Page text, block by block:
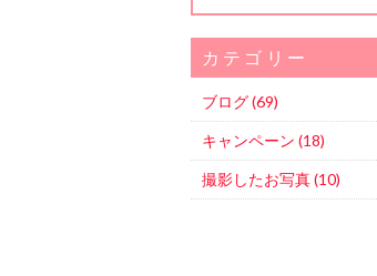
カテゴリー
ブログ (69)
キャンペーン (18)
撮影したお写真 (10)